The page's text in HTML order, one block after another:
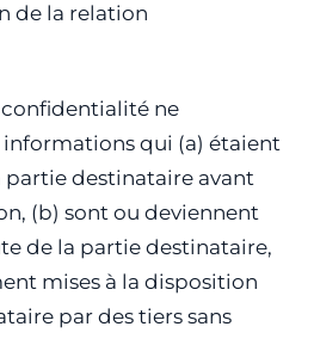
de la relation
ne
informations qui (a) étaient
partie destinataire avant
(b) sont ou deviennent
de la partie destinataire,
mises à la disposition
par des tiers sans